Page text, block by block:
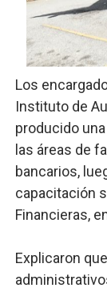
Digecac
Josefa
Lee Ballester
Operativo
Los
Instituto de
producido
las áreas de
bancarios,
capacitación
Financieras,
Explicaron